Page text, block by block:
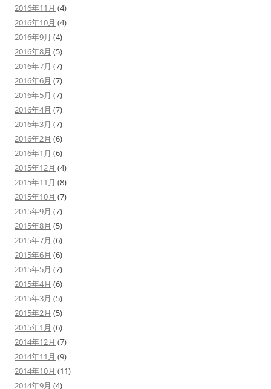
2016年11月 (4)
2016年10月 (4)
2016年9月 (4)
2016年8月 (5)
2016年7月 (7)
2016年6月 (7)
2016年5月 (7)
2016年4月 (7)
2016年3月 (7)
2016年2月 (6)
2016年1月 (6)
2015年12月 (4)
2015年11月 (8)
2015年10月 (7)
2015年9月 (7)
2015年8月 (5)
2015年7月 (6)
2015年6月 (6)
2015年5月 (7)
2015年4月 (6)
2015年3月 (5)
2015年2月 (5)
2015年1月 (6)
2014年12月 (7)
2014年11月 (9)
2014年10月 (11)
2014年9月 (4)